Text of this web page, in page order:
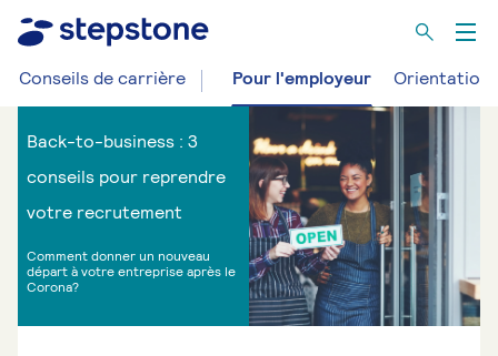
Conseils de carrière Pour l'employeur Orientation
Back-to-business : 3
conseils pour reprendre
votre recrutement
Comment donner un nouveau
départ à votre entreprise après le
Corona?